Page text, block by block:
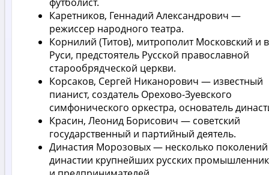
Каретников, Геннадий Александрович —
режиссер народного театра.
Корнилий (Титов), митрополит Московский и
Руси, предстоятель Русской православной
старообрядческой церкви.
Корсаков, Сергей Никанорович — известный
пианист, создатель Орехово-Зуевского
симфонического оркестра, основатель
Красин, Леонид Борисович — советский
государственный и партийный деятель.
Династия Морозовых — несколько поколений
династии крупнейших русских